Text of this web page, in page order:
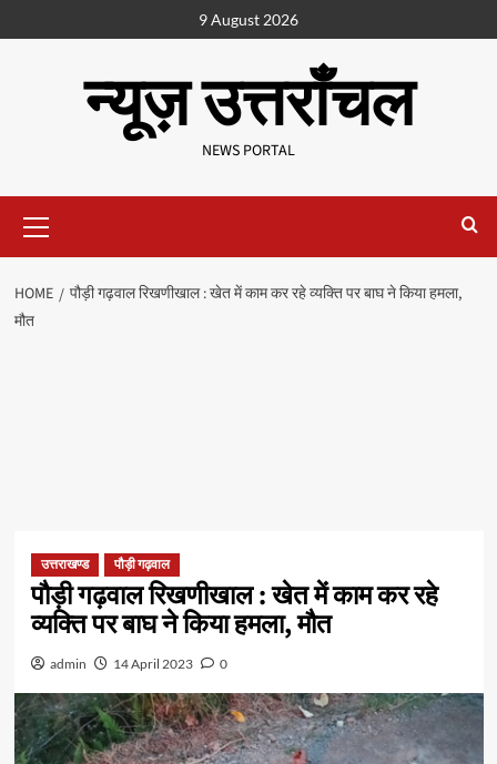
9 August 2026
न्यूज़ उत्तराँचल
NEWS PORTAL
HOME
पौड़ी गढ़वाल रिखणीखाल : खेत में काम कर रहे व्यक्ति पर बाघ ने किया हमला,
मौत
उत्तराखण्ड पौड़ी गढ़वाल
पौड़ी गढ़वाल रिखणीखाल : खेत में काम कर रहे
व्यक्ति पर बाघ ने किया हमला, मौत
admin 14 April 2023 0